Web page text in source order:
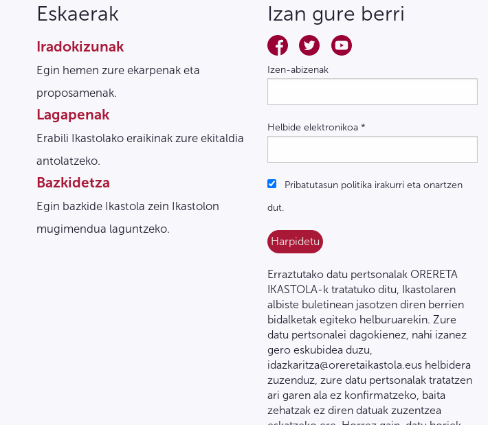
Eskaerak
Iradokizunak
Egin hemen zure ekarpenak eta
proposamenak.
Lagapenak
Erabili Ikastolako eraikinak zure ekitaldia
antolatzeko.
Bazkidetza
Egin bazkide Ikastola zein Ikastolon
mugimendua laguntzeko.
Izan gure berri
Izen-abizenak
Helbide elektronikoa *
Pribatutasun politika irakurri eta onartzen
dut.
Erraztutako datu pertsonalak ORERETA
IKASTOLA-k tratatuko ditu, Ikastolaren
albiste buletinean jasotzen diren berrien
bidalketak egiteko helburuarekin. Zure
datu pertsonalei dagokienez, nahi izanez
gero eskubidea duzu,
idazkaritza@oreretaikastola.eus helbidera
zuzenduz, zure datu pertsonalak tratatzen
ari garen ala ez konfirmatzeko, baita
zehatzak ez diren datuak zuzentzea